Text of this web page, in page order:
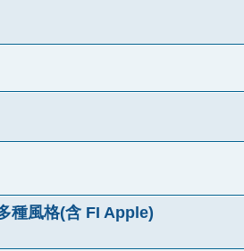
種風格(含 FI Apple)